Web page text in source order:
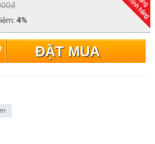
4%
ĐẶT MUA